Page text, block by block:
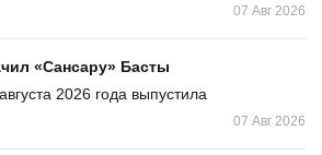
07 Авг 2026
«Сансару» Басты
2026 года выпустила
07 Авг 2026